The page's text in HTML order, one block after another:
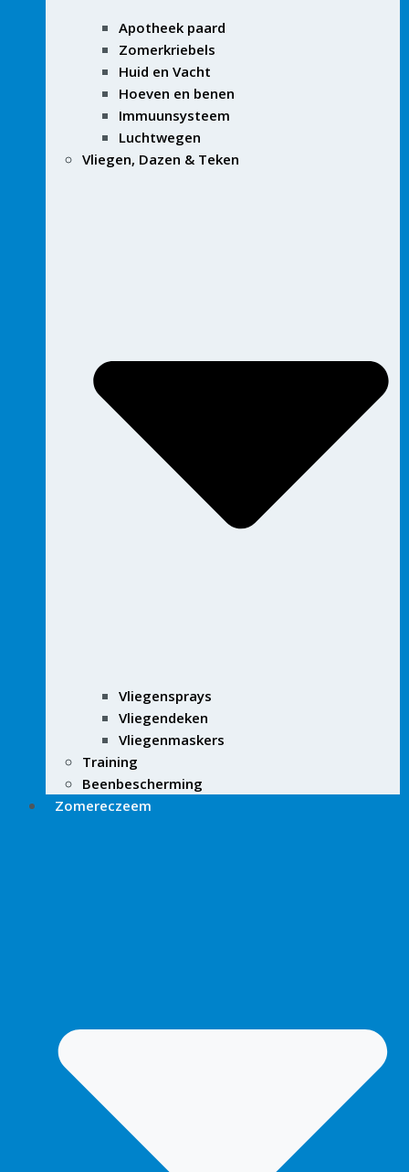
Apotheek paard
Zomerkriebels
Huid en Vacht
Hoeven en benen
Immuunsysteem
Luchtwegen
Vliegen, Dazen & Teken
Vliegensprays
Vliegendeken
Vliegenmaskers
Training
Beenbescherming
Zomereczeem